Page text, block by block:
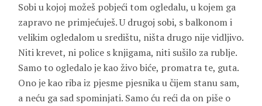
Sobi u kojoj možeš pobjeći tom ogledalu, u kojem ga
zapravo ne primjećuješ. U drugoj sobi, s balkonom i
velikim ogledalom u središtu, ništa drugo nije vidljivo.
Niti krevet, ni police s knjigama, niti sušilo za rublje.
Samo to ogledalo je kao živo biće, promatra te, guta.
Ono je kao riba iz pjesme pjesnika u čijem stanu sam,
a neću ga sad spominjati. Samo ću reći da on piše o